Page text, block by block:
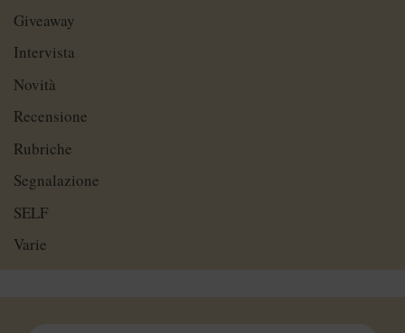
Giveaway
Intervista
Novità
Recensione
Rubriche
Segnalazione
SELF
Varie